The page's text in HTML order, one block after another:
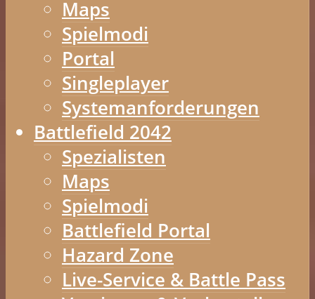
Maps
Spielmodi
Portal
Singleplayer
Systemanforderungen
Battlefield 2042
Spezialisten
Maps
Spielmodi
Battlefield Portal
Hazard Zone
Live-Service & Battle Pass